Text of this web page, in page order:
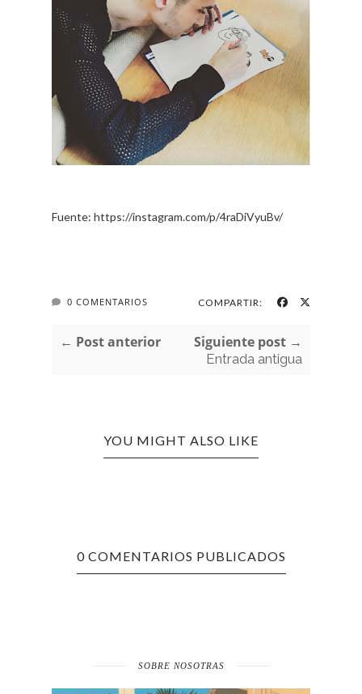
Fuente: https://instagram.com/p/4raDiVyuBv/
0 COMENTARIOS COMPARTIR:
← Post anterior Siguiente post →
Entrada antigua
YOU MIGHT ALSO LIKE
0 COMENTARIOS PUBLICADOS
SOBRE NOSOTRAS